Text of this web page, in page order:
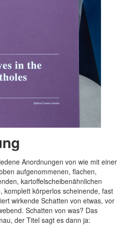
Anordnungen von wie mit einer
aufgenommenen, flachen,
kartoffelscheibenähnlichen
komplett körperlos scheinende, fast
wirkende Schatten von etwas, vor
Schatten von was? Das
der Titel sagt es dann ja: